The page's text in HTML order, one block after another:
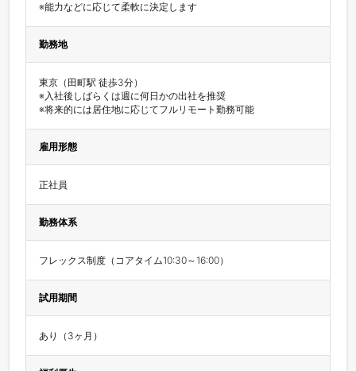
※能力などに応じて柔軟に決定します
勤務地
東京（田町駅 徒歩3分）
※入社後しばらくは週に何日かの出社を推奨
※将来的には居住地に応じてフルリモート勤務可能
雇用形態
正社員
勤務体系
フレックス制度（コアタイム10:30～16:00）
試用期間
あり（3ヶ月）